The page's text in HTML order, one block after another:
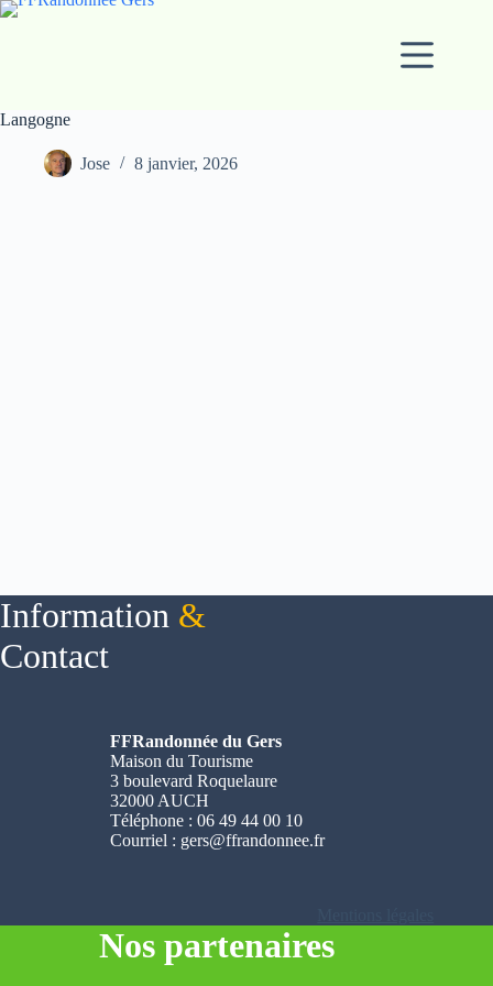
Passer
Langogne
Jose 8 janvier, 2026
Information &
Contact
FFRandonnée du Gers
Maison du Tourisme
3 boulevard Roquelaure
32000 AUCH
Téléphone : 06 49 44 00 10
Courriel : gers@ffrandonnee.fr
Nos partenaires